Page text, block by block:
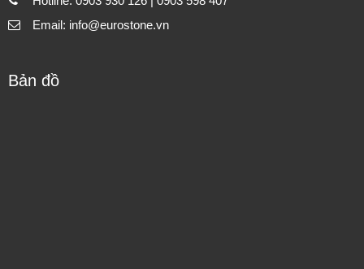
Email: info@eurostone.vn
Bản đồ